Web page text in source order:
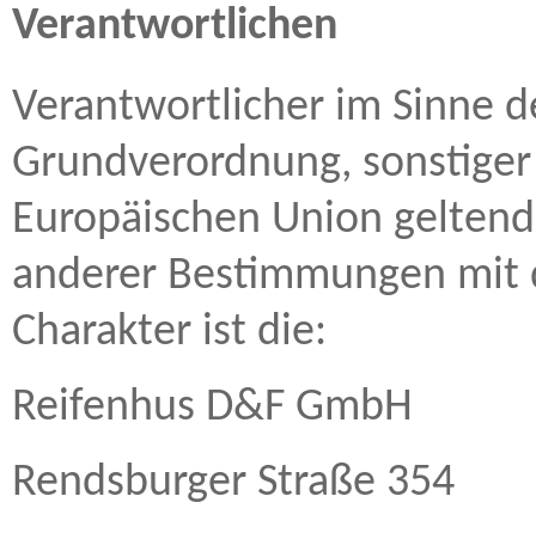
Verantwortlichen
Verantwortlicher im Sinne
Grundverordnung,
Europäischen Union
anderer Bestimmungen
Charakter ist die:
Reifenhus D&F GmbH
Rendsburger Straße 354